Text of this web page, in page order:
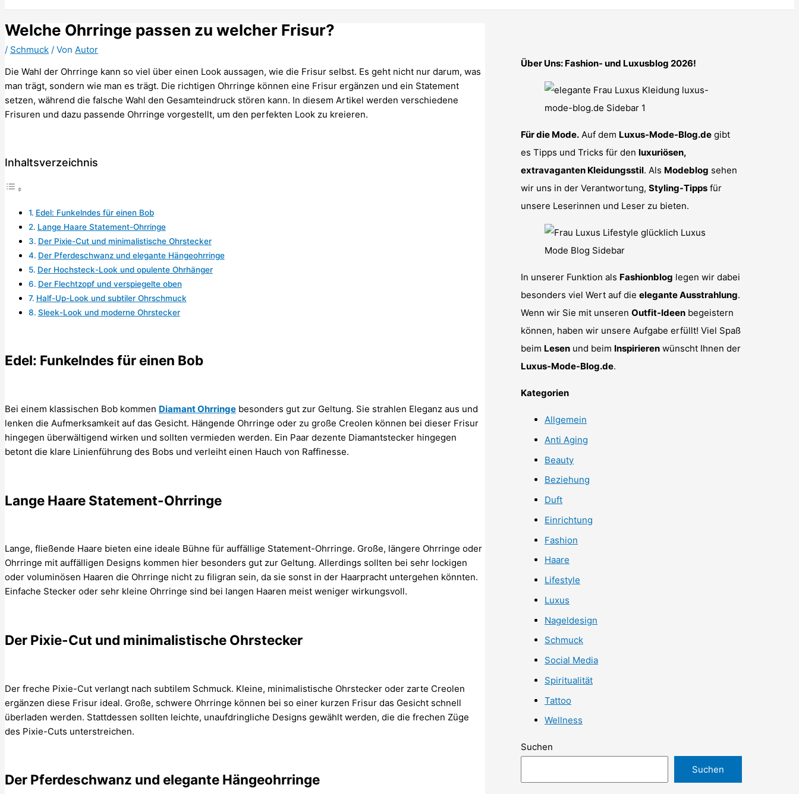
Welche Ohrringe passen zu welcher Frisur?
/ Schmuck / Von Autor
Die Wahl der Ohrringe kann so viel über einen Look aussagen, wie die Frisur selbst. Es geht nicht nur darum, was
man trägt, sondern wie man es trägt. Die richtigen Ohrringe können eine Frisur ergänzen und ein Statement
setzen, während die falsche Wahl den Gesamteindruck stören kann. In diesem Artikel werden verschiedene
Frisuren und dazu passende Ohrringe vorgestellt, um den perfekten Look zu kreieren.
Inhaltsverzeichnis
Edel: Funkelndes für einen Bob
Lange Haare Statement-Ohrringe
Der Pixie-Cut und minimalistische Ohrstecker
Der Pferdeschwanz und elegante Hängeohrringe
Der Hochsteck-Look und opulente Ohrhänger
Der Flechtzopf und verspiegelte oben
Half-Up-Look und subtiler Ohrschmuck
Sleek-Look und moderne Ohrstecker
Edel: Funkelndes für einen Bob
Bei einem klassischen Bob kommen Diamant Ohrringe besonders gut zur Geltung. Sie strahlen Eleganz aus und
lenken die Aufmerksamkeit auf das Gesicht. Hängende Ohrringe oder zu große Creolen können bei dieser Frisur
hingegen überwältigend wirken und sollten vermieden werden. Ein Paar dezente Diamantstecker hingegen
betont die klare Linienführung des Bobs und verleiht einen Hauch von Raffinesse.
Lange Haare Statement-Ohrringe
Lange, fließende Haare bieten eine ideale Bühne für auffällige Statement-Ohrringe. Große, längere Ohrringe oder
Ohrringe mit auffälligen Designs kommen hier besonders gut zur Geltung. Allerdings sollten bei sehr lockigen
oder voluminösen Haaren die Ohrringe nicht zu filigran sein, da sie sonst in der Haarpracht untergehen könnten.
Einfache Stecker oder sehr kleine Ohrringe sind bei langen Haaren meist weniger wirkungsvoll.
Der Pixie-Cut und minimalistische Ohrstecker
Der freche Pixie-Cut verlangt nach subtilem Schmuck. Kleine, minimalistische Ohrstecker oder zarte Creolen
ergänzen diese Frisur ideal. Große, schwere Ohrringe können bei so einer kurzen Frisur das Gesicht schnell
überladen werden. Stattdessen sollten leichte, unaufdringliche Designs gewählt werden, die die frechen Züge
des Pixie-Cuts unterstreichen.
Der Pferdeschwanz und elegante Hängeohrringe
Über Uns: Fashion- und Luxusblog 2026!
Für die Mode. Auf dem Luxus-Mode-Blog.de gibt
es Tipps und Tricks für den luxuriösen,
extravaganten Kleidungsstil. Als Modeblog sehen
wir uns in der Verantwortung, Styling-Tipps für
unsere Leserinnen und Leser zu bieten.
In unserer Funktion als Fashionblog legen wir dabei
besonders viel Wert auf die elegante Ausstrahlung.
Wenn wir Sie mit unseren Outfit-Ideen begeistern
können, haben wir unsere Aufgabe erfüllt! Viel Spaß
beim Lesen und beim Inspirieren wünscht Ihnen der
Luxus-Mode-Blog.de.
Kategorien
Allgemein
Anti Aging
Beauty
Beziehung
Duft
Einrichtung
Fashion
Haare
Lifestyle
Luxus
Nageldesign
Schmuck
Social Media
Spiritualität
Tattoo
Wellness
Suchen
Suchen